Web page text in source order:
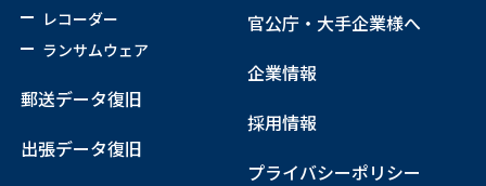
レコーダー
ランサムウェア
郵送データ復旧
出張データ復旧
官公庁・大手企業様へ
企業情報
採用情報
プライバシーポリシー